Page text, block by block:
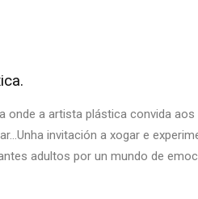
a artista plástica convida
invitación a xogar e
adultos por un mundo de